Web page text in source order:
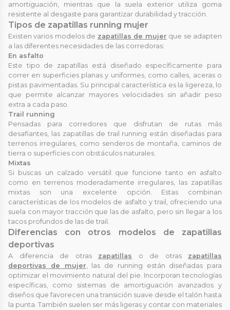
amortiguación, mientras que la suela exterior utiliza goma
resistente al desgaste para garantizar durabilidad y tracción.
Tipos de zapatillas running mujer
Existen varios modelos de zapatillas de mujer que se adapten
a las diferentes necesidades de las corredoras:
En asfalto
Este tipo de zapatillas está diseñado específicamente para
correr en superficies planas y uniformes, como calles, aceras o
pistas pavimentadas. Su principal característica es la ligereza, lo
que permite alcanzar mayores velocidades sin añadir peso
extra a cada paso.
Trail running
Pensadas para corredores que disfrutan de rutas más
desafiantes, las zapatillas de trail running están diseñadas para
terrenos irregulares, como senderos de montaña, caminos de
tierra o superficies con obstáculos naturales.
Mixtas
Si buscas un calzado versátil que funcione tanto en asfalto
como en terrenos moderadamente irregulares, las zapatillas
mixtas son una excelente opción. Estas combinan
características de los modelos de asfalto y trail, ofreciendo una
suela con mayor tracción que las de asfalto, pero sin llegar a los
tacos profundos de las de trail.
Diferencias con otros modelos de zapatillas
deportivas
A diferencia de otras zapatillas o de otras zapatillas
deportivas de mujer, las de running están diseñadas para
optimizar el movimiento natural del pie. Incorporan tecnologías
específicas, como sistemas de amortiguación avanzados y
diseños que favorecen una transición suave desde el talón hasta
la punta. También suelen ser más ligeras y contar con materiales